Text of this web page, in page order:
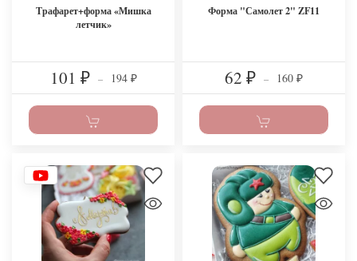
Трафарет+форма «Мишка
летчик»
101 ₽ – 194 ₽
Форма "Самолет 2" ZF11
62 ₽ – 160 ₽